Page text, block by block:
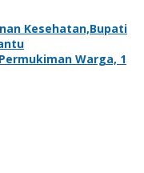
Kesehatan,Bupati
Warga, 1